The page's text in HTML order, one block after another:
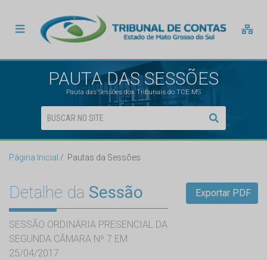
PAUTA DAS SESSÕES
Pauta das Sessões dos Tribunais do TCE MS
Página Inicial Pautas da Sessões
Detalhe da Sessão
SESSÃO ORDINÁRIA PRESENCIAL DA
SEGUNDA CÂMARA Nº 7 EM
25/04/2017
Exportar PDF